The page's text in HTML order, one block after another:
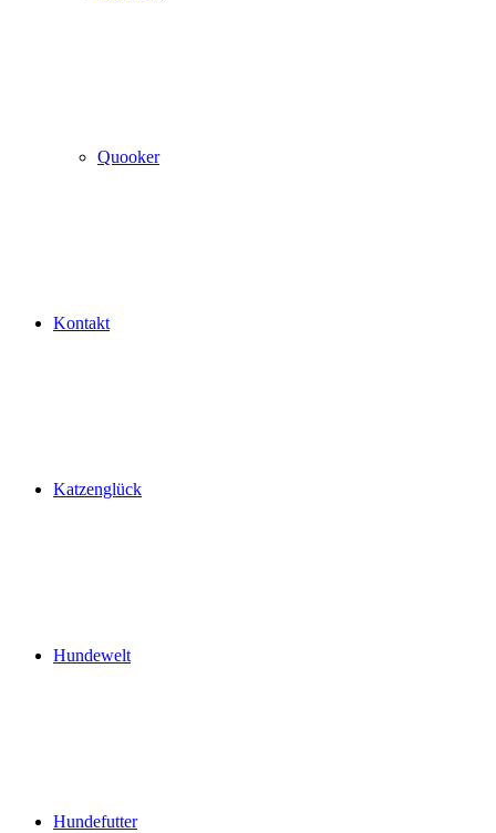
Quooker
Kontakt
Katzenglück
Hundewelt
Hundefutter